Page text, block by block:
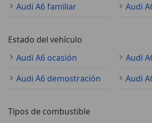
Audi A6 familiar
Audi
Estado del vehículo
Audi A6 ocasión
Audi
Audi A6 demostración
Audi
Tipos de combustible